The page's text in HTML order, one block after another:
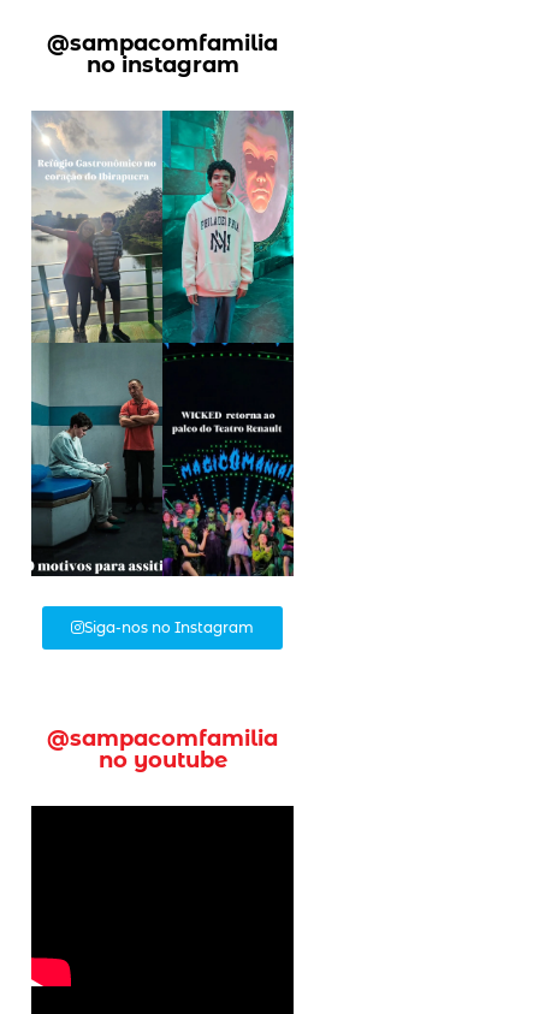
@sampacomfamilia
no instagram
Siga-nos no Instagram
@sampacomfamilia
no youtube